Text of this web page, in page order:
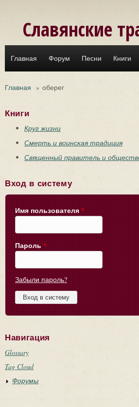
Славянские
Главная Форум Песни Книги
Главная » оберег
Книги
Круг жизни
Смерть и воинская традиция
Священный правитель и
Вход в систему
Имя пользователя *
Пароль *
Забыли пароль?
Навигация
Glossary
Tag Cloud
Форумы